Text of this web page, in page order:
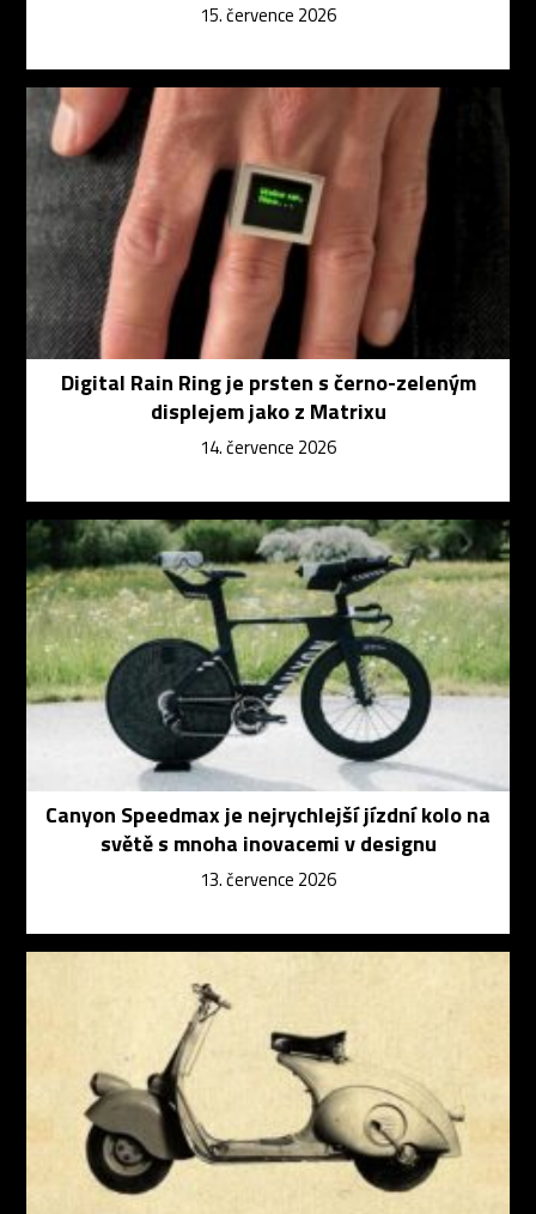
15. července 2026
Digital Rain Ring je prsten s černo-zeleným
displejem jako z Matrixu
14. července 2026
Canyon Speedmax je nejrychlejší jízdní kolo na
světě s mnoha inovacemi v designu
13. července 2026